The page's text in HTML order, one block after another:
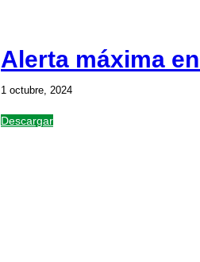
Alerta máxima
1 octubre, 2024
Descargar